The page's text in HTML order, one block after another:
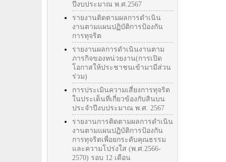
ปีงบประมาณ พ.ศ.2567
รายงานติดตามผลการดำเนิน
งานตามแผนปฏิบัติการป้องกัน
การทุจริต
รายงานผลการดำเนินงานตาม
ภารกิจของหน่วยงาน(การเปิด
โอกาสให้ประชาชนเข้ามามีส่วน
ร่วม)
การประเมินความเสี่ยงการทุจริต
ในประเด็นที่เกี่ยวข้องกับสินบน
ประจำปีงบประมาณ พ.ศ. 2567
รายงานการติดตามผลการดำเนิน
งานตามแผนปฏิบัติการป้องกัน
การทุจริตเพื่อยกระดับคุณธรรม
และความโปร่งใส (พ.ศ.2566-
2570) รอบ 12 เดือน